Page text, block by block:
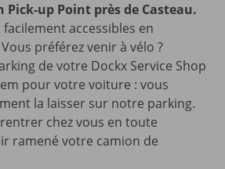
Pick-up Point près de Casteau.
accessibles en
préférez venir à vélo ?
de votre Dockx Service Shop
pour votre voiture : vous
la laisser sur notre parking.
chez vous en toute
ramené votre camion de